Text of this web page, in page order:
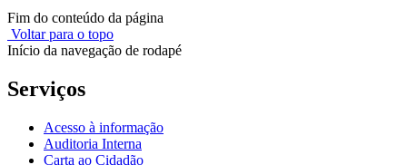
Fim do conteúdo da página
Voltar para o topo
Início da navegação de rodapé
Serviços
Acesso à informação
Auditoria Interna
Carta ao Cidadão